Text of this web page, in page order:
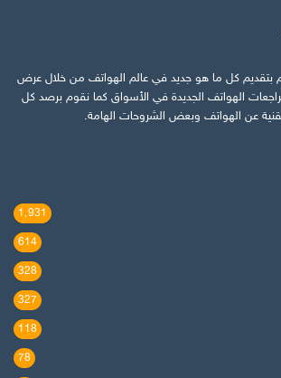
بتقديم كل ما هو جديد في عالم الهواتف من خلال عرض
الهواتف الجديدة في الأسواق كما نقوم برصد كل
عن الهواتف وبعض الشروحات الهامة.
1٬931
614
328
327
118
78